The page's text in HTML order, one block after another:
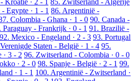
Egypte · 1 - 1 86. Argentinië -
Colombia - Ghana · 1 - 0 90. Canada -
Paraguay - Frankrijk · 0 - 1 91. Brazilië -
92. Mexico - Engeland · 2 - 3 93. Portugal
Staten - België · 1 - 4 95.
· 3 - 2 96. Zwitserland - Colombia · 0 - 0
· 2 - 0 98. Spanje - België · 2 - 1 99.
· 1 - 1 100. Argentinië - Zwitserland ·